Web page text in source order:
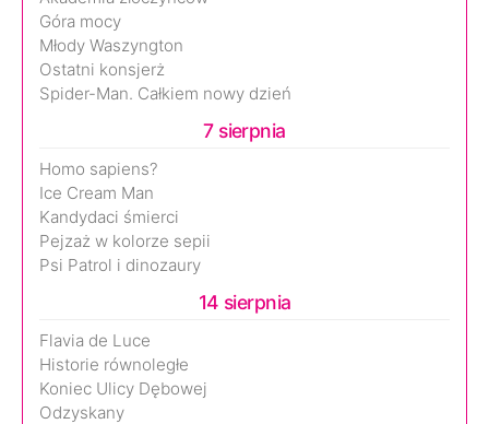
Góra mocy
Młody Waszyngton
Ostatni konsjerż
Spider-Man. Całkiem nowy dzień
7 sierpnia
Homo sapiens?
Ice Cream Man
Kandydaci śmierci
Pejzaż w kolorze sepii
Psi Patrol i dinozaury
14 sierpnia
Flavia de Luce
Historie równoległe
Koniec Ulicy Dębowej
Odzyskany